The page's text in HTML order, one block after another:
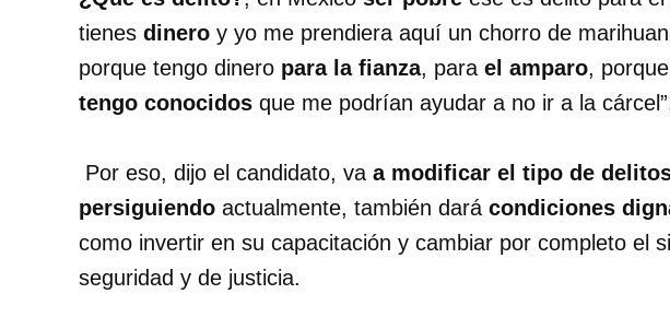
tienes dinero y yo me prendiera aquí un chorro de
porque tengo dinero para la fianza, para el amparo,
tengo conocidos que me podrían ayudar a no ir a la
Por eso, dijo el candidato, va a modificar el tipo de
persiguiendo actualmente, también dará condiciones
como invertir en su capacitación y cambiar por completo el
seguridad y de justicia.